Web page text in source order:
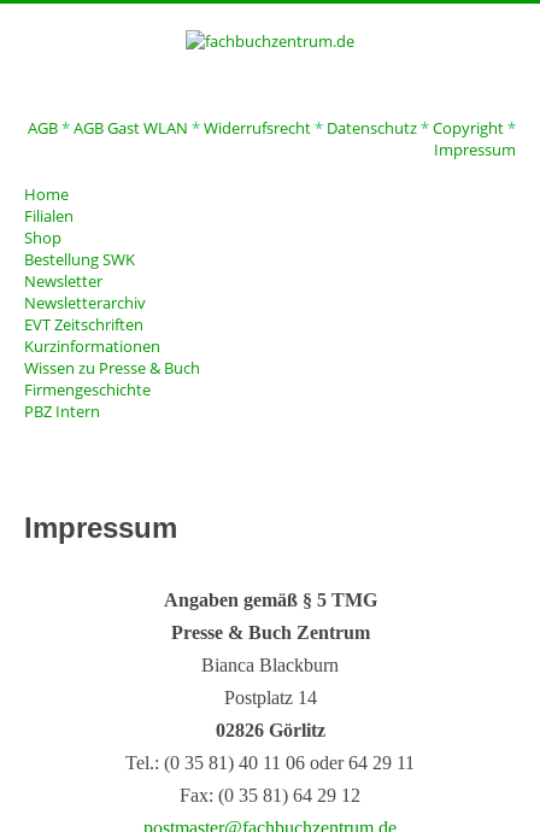
AGB*AGB Gast WLAN *Widerrufsrecht* Datenschutz*Copyright*
Impressum
Home
Filialen
Shop
Bestellung SWK
Newsletter
Newsletterarchiv
EVT Zeitschriften
Kurzinformationen
Wissen zu Presse & Buch
Firmengeschichte
PBZ Intern
Impressum
Angaben gemäß § 5 TMG
Presse & Buch Zentrum
Bianca Blackburn
Postplatz 14
02826 Görlitz
Tel.: (0 35 81) 40 11 06 oder 64 29 11
Fax: (0 35 81) 64 29 12
postmaster@fachbuchzentrum.de